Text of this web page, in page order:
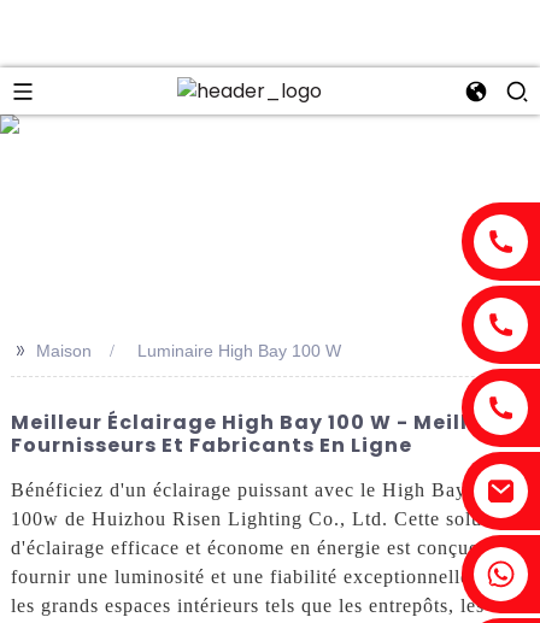
Fenia : +86 18607525299
>> Maison Luminaire High Bay 100 W
Meilleur Éclairage High Bay 100 W - Meilleurs
Fournisseurs Et Fabricants En Ligne
Bénéficiez d'un éclairage puissant avec le High Bay Light
100w de Huizhou Risen Lighting Co., Ltd. Cette solution
d'éclairage efficace et économe en énergie est conçue pour
fournir une luminosité et une fiabilité exceptionnelles pour
les grands espaces intérieurs tels que les entrepôts, les